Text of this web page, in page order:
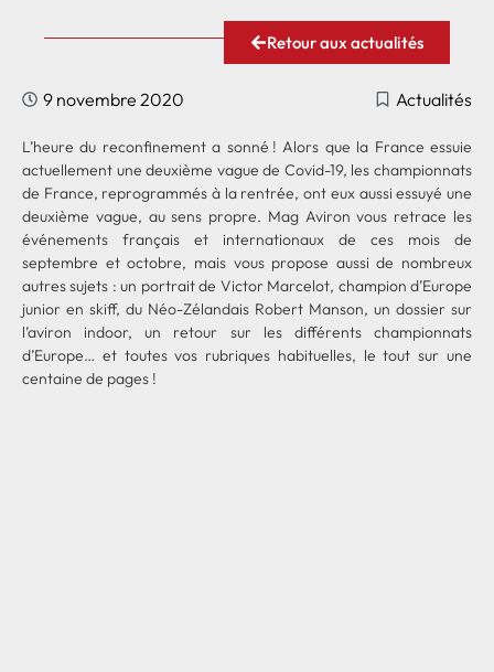
Retour aux actualités
9 novembre 2020 Actualités
L’heure du reconfinement a sonné ! Alors que la France essuie
actuellement une deuxième vague de Covid-19, les championnats
de France, reprogrammés à la rentrée, ont eux aussi essuyé une
deuxième vague, au sens propre. Mag Aviron vous retrace les
événements français et internationaux de ces mois de
septembre et octobre, mais vous propose aussi de nombreux
autres sujets : un portrait de Victor Marcelot, champion d’Europe
junior en skiff, du Néo-Zélandais Robert Manson, un dossier sur
l’aviron indoor, un retour sur les différents championnats
d’Europe… et toutes vos rubriques habituelles, le tout sur une
centaine de pages !